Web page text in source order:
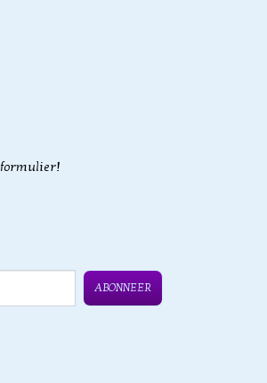
ABONNEER